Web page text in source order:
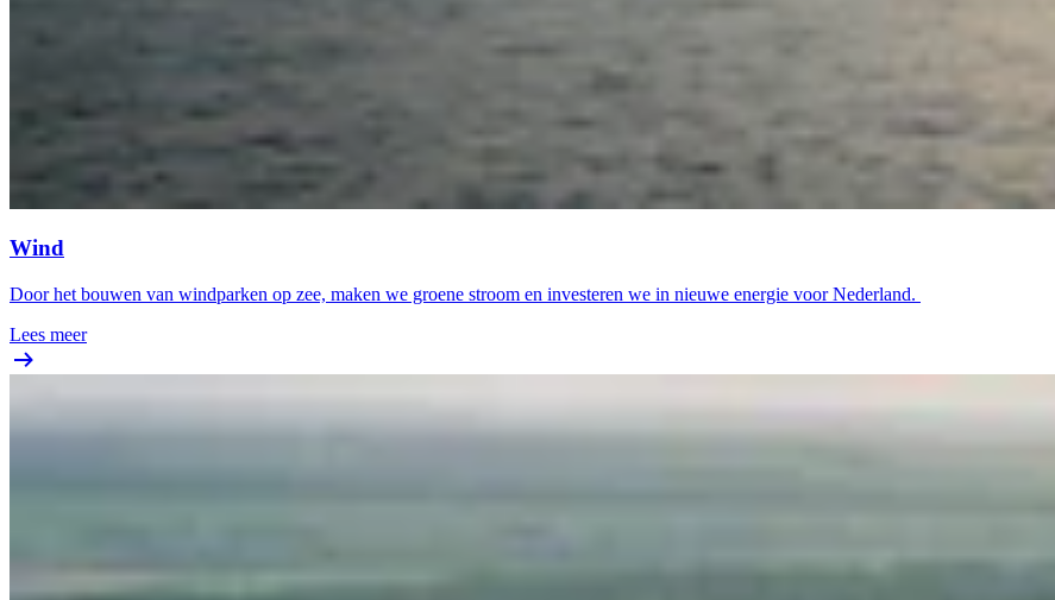
Wind
Door het bouwen van windparken op zee, maken we groene stroom en investeren we in nieuwe energie voor Nederland.
Lees meer